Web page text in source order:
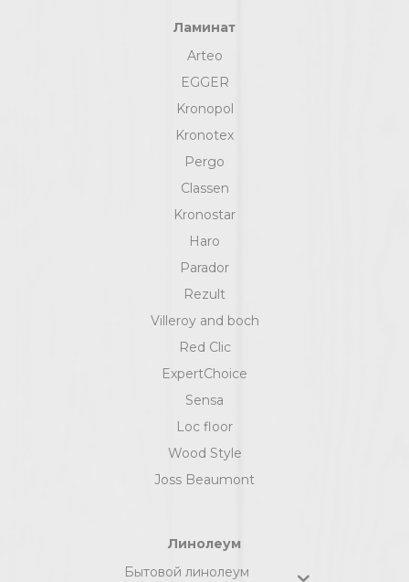
Ламинат
Arteo
EGGER
Kronopol
Kronotex
Pergo
Classen
Kronostar
Haro
Parador
Rezult
Villeroy and boch
Red Clic
ExpertChoice
Sensa
Loc floor
Wood Style
Joss Beaumont
Линолеум
Бытовой линолеум